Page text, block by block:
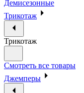
Демисезонные
Трикотаж
Трикотаж
Смотреть все товары
Джемперы